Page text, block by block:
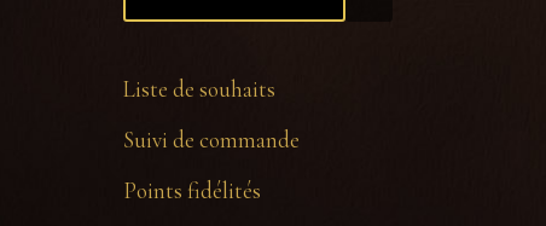
Liste de souhaits
Suivi de commande
Points fidélités